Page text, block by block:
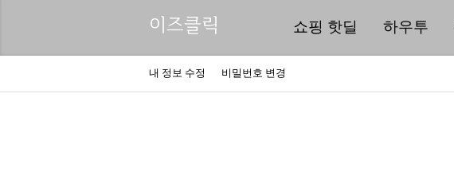
이즈클릭 쇼핑 핫딜 하우투
내 정보 수정 비밀번호 변경